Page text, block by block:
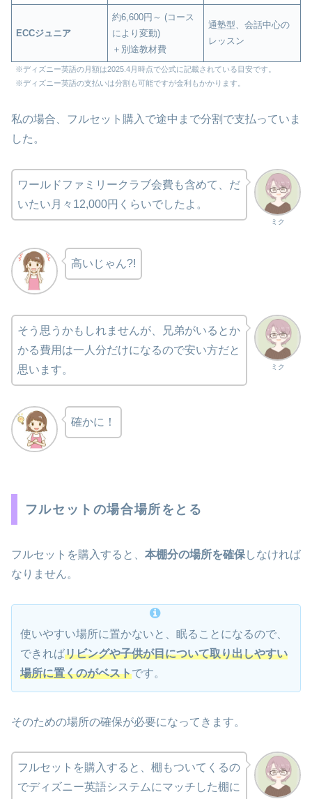
ECCジュニア
約6,600円～ (コース
により変動)
＋別途教材費
通塾型、会話中心の
レッスン
※ディズニー英語の月額は2025.4月時点で公式に記載されている目安です。
※ディズニー英語の支払いは分割も可能ですが金利もかかります。
私の場合、フルセット購入で途中まで分割で支払っていま
した。
ミク
ワールドファミリークラブ会費も含めて、だ
いたい月々12,000円くらいでしたよ。
高いじゃん?!
ミク
そう思うかもしれませんが、兄弟がいるとか
かる費用は一人分だけになるので安い方だと
思います。
確かに！
フルセットの場合場所をとる
フルセットを購入すると、 本棚分の場所を確保しなければ
なりません。
使いやすい場所に置かないと、眠ることになるので、
できればリビングや子供が目について取り出しやすい
場所に置くのがベストです。
そのための場所の確保が必要になってきます。
フルセットを購入すると、棚もついてくるの
でディズニー英語システムにマッチした棚に